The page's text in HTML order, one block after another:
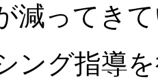
減ってき
ング指導